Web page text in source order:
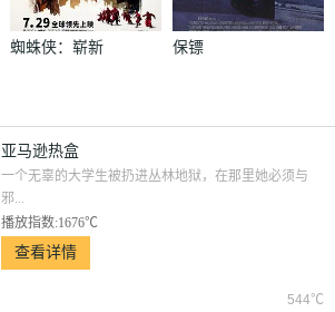
蜘蛛侠：崭新
保镖
亚马逊热盒
一个无辜的大学生被扔进丛林地狱，在那里她必须与
邪...
播放指数:1676℃
查看详情
544℃